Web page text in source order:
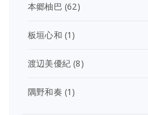
本郷柚巴 (62)
板垣心和 (1)
渡辺美優紀 (8)
隅野和奏 (1)